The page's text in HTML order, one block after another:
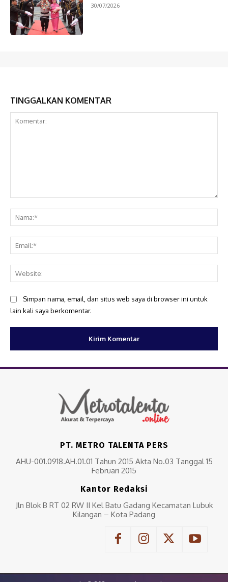
30/07/2026
TINGGALKAN KOMENTAR
Simpan nama, email, dan situs web saya di browser ini untuk
lain kali saya berkomentar.
PT. METRO TALENTA PERS
AHU-001.0918.AH.01.01 Tahun 2015 Akta No.03 Tanggal 15
Februari 2015
Kantor Redaksi
Jln Blok B RT 02 RW II Kel Batu Gadang Kecamatan Lubuk
Kilangan – Kota Padang